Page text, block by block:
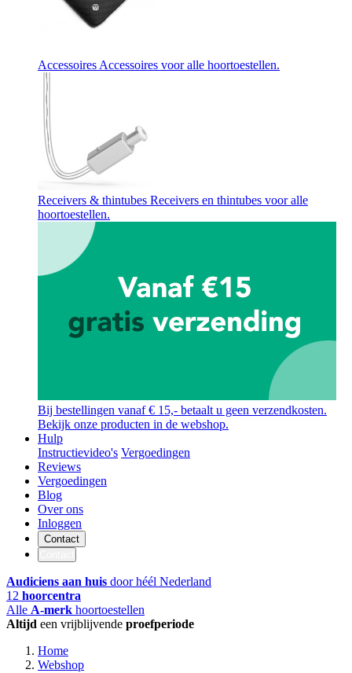
AccessoiresAccessoires voor alle hoortoestellen.
Receivers & thintubes Receivers en thintubes voor alle
hoortoestellen.
Bij bestellingen vanaf € 15,- betaalt u geen verzendkosten.
Bekijk onze producten in de webshop.
Hulp
Instructievideo's Vergoedingen
Reviews
Vergoedingen
Blog
Over ons
Inloggen
Contact
Audiciens aan huis door héél Nederland
12 hoorcentra
Alle A-merk hoortoestellen
Altijd een vrijblijvende proefperiode
Home
Webshop